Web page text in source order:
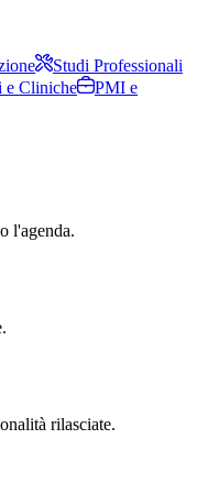
Studi Professionali
e Cliniche
PMI e
l'agenda.
rilasciate.